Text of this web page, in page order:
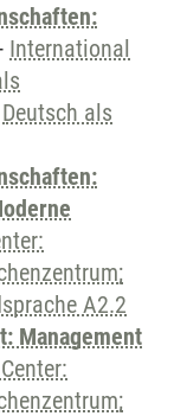
International
Deutsch als
A2.2
Management